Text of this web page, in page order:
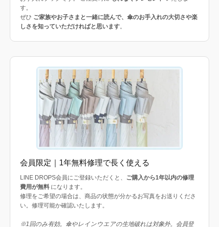
す。
ぜひ ご家族やお子さまと一緒に読んで、傘のお手入れの大切さや楽
しさを知っていただければと思います。
会員限定｜1年無料修理で長く使える
LINE DROPS会員にご登録いただくと、 ご購入から1年以内の修理
費用が無料 になります。
修理をご希望の場合は、商品の状態が分かるお写真をお送りくださ
い。修理可能か確認いたします。
※1回のみ有効。傘やレインウエアの生地破れは対象外。会員登